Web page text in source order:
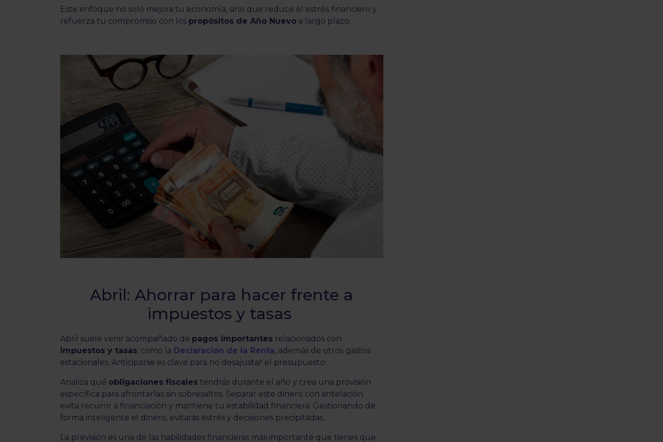
Este enfoque no solo mejora tu economía, sino que reduce el estrés financiero y
refuerza tu compromiso con los propósitos de Año Nuevo a largo plazo.
Abril: Ahorrar para hacer frente a
impuestos y tasas
Abril suele venir acompañado de pagos importantes relacionados con
impuestos y tasas, como la Declaración de la Renta, además de otros gastos
estacionales. Anticiparse es clave para no desajustar el presupuesto.
Analiza qué obligaciones fiscales tendrás durante el año y crea una provisión
específica para afrontarlas sin sobresaltos. Separar este dinero con antelación
evita recurrir a financiación y mantiene tu estabilidad financiera. Gestionando de
forma inteligente el dinero, evitarás estrés y decisiones precipitadas.
La previsión es una de las habilidades financieras más importante que tienes que